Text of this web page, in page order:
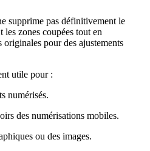
supprime pas définitivement le
zones coupées tout en
originales pour des ajustements
utile pour :
numérisés.
des numérisations mobiles.
ou des images.